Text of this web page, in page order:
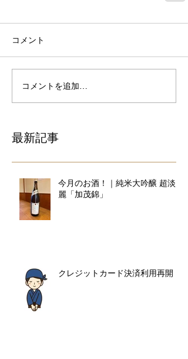
コメント
コメントを追加…
最新記事
今月のお酒！｜純米大吟醸 超淡
麗「加茂錦」
クレジットカード決済利用再開